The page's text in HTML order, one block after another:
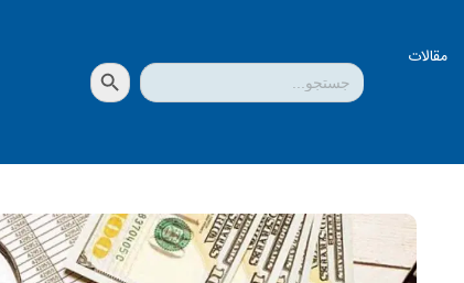
مقالات جستجو
برای:
دکمه جستجو